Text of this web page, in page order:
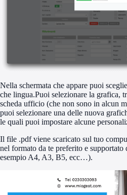
Nella schermata che appare puoi
che lingua.Puoi selezionare la grafica,
scheda ufficio (che non sono in alcun
puoi selezionare una delle nuova
le quali puoi impostare alcune
Il file .pdf viene scaricato sul tuo
nel formato da te preferito e supportato
esempio A4, A3, B5, ecc…).